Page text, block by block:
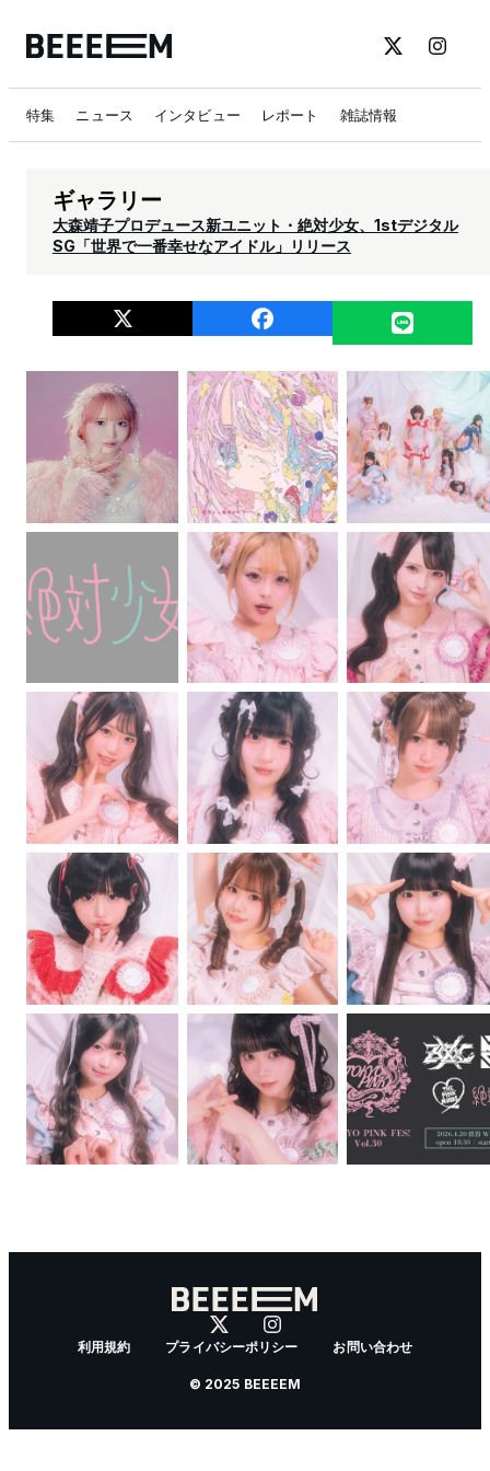
特集 ニュース インタビュー レポート 雑誌情報
ギャラリー
大森靖子プロデュース新ユニット・絶対少女、1stデジタル
SG「世界で一番幸せなアイドル」リリース
利用規約 プライバシーポリシー お問い合わせ
© 2025 BEEEEM